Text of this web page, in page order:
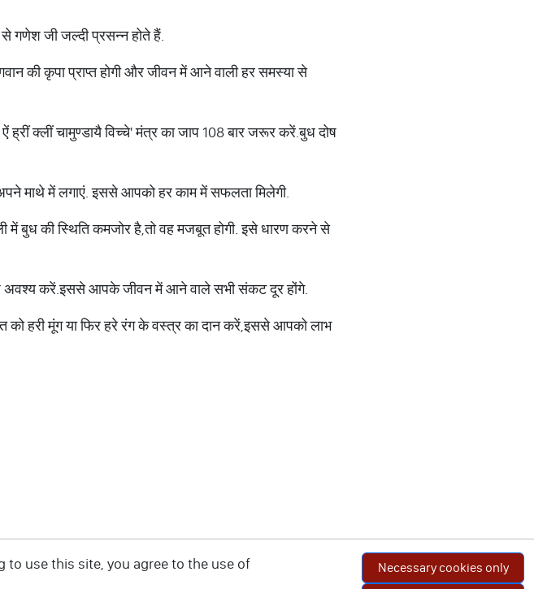
गणेश जी जल्दी प्रसन्न होते हैं.
की कृपा प्राप्त होगी और जीवन में आने वाली हर समस्या से
क्लीं चामुण्डायै विच्चे' मंत्र का जाप 108 बार जरूर करें.बुध दोष
माथे में लगाएं. इससे आपको हर काम में सफलता मिलेगी.
बुध की स्थिति कमजोर है,तो वह मजबूत होगी. इसे धारण करने से
अवश्य करें.इससे आपके जीवन में आने वाले सभी संकट दूर होंगे.
हरी मूंग या फिर हरे रंग के वस्त्र का दान करें,इससे आपको लाभ
to use this site, you agree to the use of
Necessary cookies only